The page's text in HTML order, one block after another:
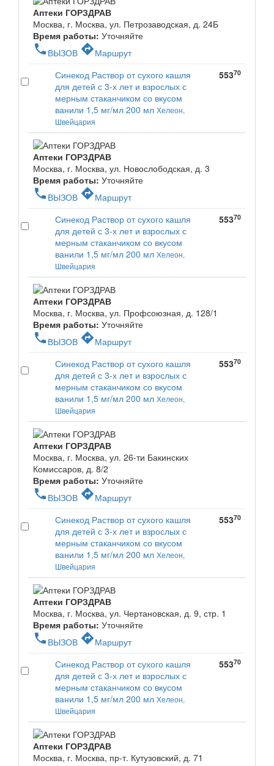
Аптеки ГОРЗДРАВ
Москва, г. Москва, ул. Петрозаводская, д. 24Б
Время работы: Уточняйте
phone ВЫЗОВ directionsМаршрут
Синекод Раствор от сухого кашля
для детей с 3-х лет и взрослых с
мерным стаканчиком со вкусом
ванили 1,5 мг/мл 200 мл Хелеон,
Швейцария
55370
Аптеки ГОРЗДРАВ
Москва, г. Москва, ул. Новослободская, д. 3
Время работы: Уточняйте
phone ВЫЗОВ directionsМаршрут
Синекод Раствор от сухого кашля
для детей с 3-х лет и взрослых с
мерным стаканчиком со вкусом
ванили 1,5 мг/мл 200 мл Хелеон,
Швейцария
55370
Аптеки ГОРЗДРАВ
Москва, г. Москва, ул. Профсоюзная, д. 128/1
Время работы: Уточняйте
phone ВЫЗОВ directionsМаршрут
Синекод Раствор от сухого кашля
для детей с 3-х лет и взрослых с
мерным стаканчиком со вкусом
ванили 1,5 мг/мл 200 мл Хелеон,
Швейцария
55370
Аптеки ГОРЗДРАВ
Москва, г. Москва, ул. 26-ти Бакинских
Комиссаров, д. 8/2
Время работы: Уточняйте
phone ВЫЗОВ directionsМаршрут
Синекод Раствор от сухого кашля
для детей с 3-х лет и взрослых с
мерным стаканчиком со вкусом
ванили 1,5 мг/мл 200 мл Хелеон,
Швейцария
55370
Аптеки ГОРЗДРАВ
Москва, г. Москва, ул. Чертановская, д. 9, стр. 1
Время работы: Уточняйте
phone ВЫЗОВ directionsМаршрут
Синекод Раствор от сухого кашля
для детей с 3-х лет и взрослых с
мерным стаканчиком со вкусом
ванили 1,5 мг/мл 200 мл Хелеон,
Швейцария
55370
Аптеки ГОРЗДРАВ
Москва, г. Москва, пр-т. Кутузовский, д. 71